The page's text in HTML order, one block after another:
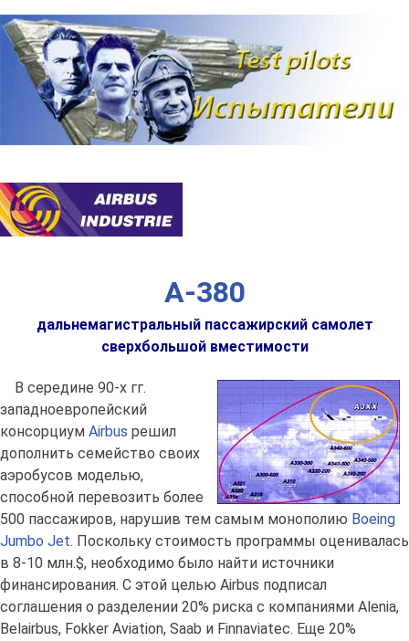
Наверх
A-380
дальнемагистральный пассажирский самолет
сверхбольшой вместимости
В середине 90-х гг.
западноевропейский
консорциум Airbus решил
дополнить семейство своих
аэробусов моделью,
способной перевозить более
500 пассажиров, нарушив тем самым монополию Boeing
Jumbo Jet. Поскольку стоимость программы оценивалась
в 8-10 млн.$, необходимо было найти источники
финансирования. С этой целью Airbus подписал
соглашения о разделении 20% риска с компаниями Alenia,
Belairbus, Fokker Aviation, Saab и Finnaviatec. Еще 20%